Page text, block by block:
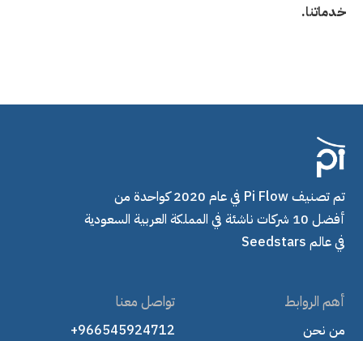
خدماتنا.
تم تصنيف Pi Flow في عام 2020 كواحدة من
أفضل 10 شركات ناشئة في المملكة العربية السعودية
في عالم Seedstars
أهم الروابط
من نحن
تواصل معنا
+966545924712